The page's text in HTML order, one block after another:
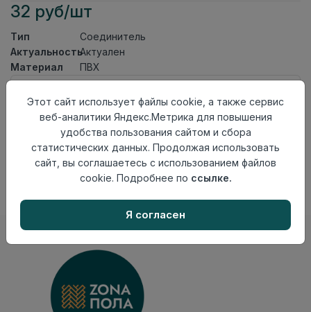
32 руб/шт
Тип
Соединитель
АктуальностьАктуален
Материал
ПВХ
Добавить в корзину
Внимание! Внешний вид товара может отличаться от
представленного на настоящем сайте. Проверяйте
наличие необходимых характеристик и комплектации
в момент приобретения товара.
Этот сайт использует файлы cookie, а также сервис
веб-аналитики Яндекс.Метрика для повышения
удобства пользования сайтом и сбора
статистических данных. Продолжая использовать
сайт, вы соглашаетесь с использованием файлов
cookie. Подробнее по ссылке.
Я согласен